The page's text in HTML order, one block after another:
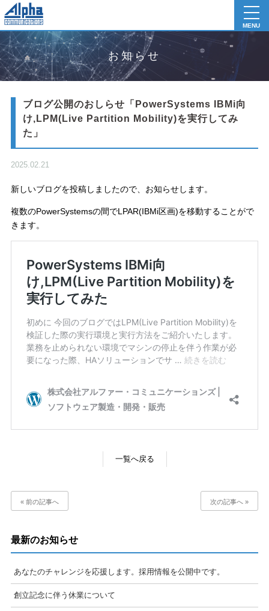
MENU
お知らせ
ブログ公開のおしらせ「PowerSystems IBMi向
け,LPM(Live Partition Mobility)を実行してみ
た」
2025.02.21
新しいブログを投稿しましたので、お知らせします。
複数のPowerSystemsの間でLPAR(IBMi区画)を移動することがで
きます。
一覧へ戻る
« 前の記事へ 次の記事へ »
最新のお知らせ
あなたのチャレンジを応援します。採用情報を公開中です。
創立記念に伴う休業について